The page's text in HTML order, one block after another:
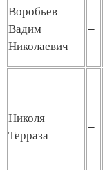
Воробьев
Вадим
Николаевич
–
Николя
Терраза
–